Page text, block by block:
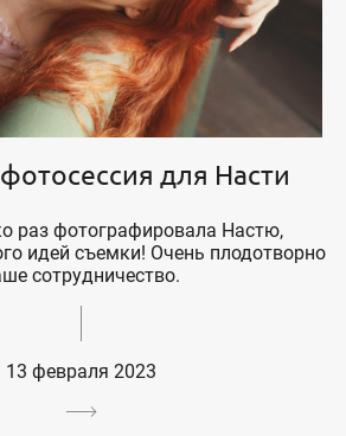
для Насти
раз фотографировала Настю,
идей съемки! Очень плодотворно
сотрудничество.
13 февраля 2023